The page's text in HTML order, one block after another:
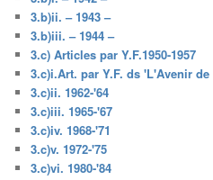
3.b)ii. – 1943 –
3.b)iii. – 1944 –
3.c) Articles par Y.F.1950-1957
3.c)i.Art. par Y.F. ds 'L'Avenir de
3.c)ii. 1962-'64
3.c)iii. 1965-'67
3.c)iv. 1968-'71
3.c)v. 1972-'75
3.c)vi. 1980-'84